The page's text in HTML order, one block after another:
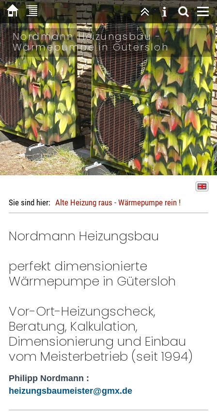
Nordmann Heizungsbau -
Wärmepumpe in Gütersloh
Sie sind hier: Alte Heizung raus - Wärmepumpe rein !
Nordmann Heizungsbau
perfekt dimensionierte
Wärmepumpe in Gütersloh
Vor-Ort-Heizungscheck,
Beratung, Kalkulation,
Dimensionierung und Einbau
vom Meisterbetrieb (seit 1994)
Philipp Nordmann :
heizungsbaumeister@gmx.de